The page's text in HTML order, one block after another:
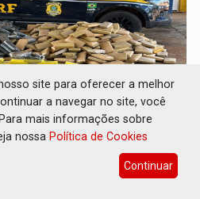
mais de uma
em fundo falso de
site para oferecer a melhor
a navegar no site, você
mais informações sobre
nossa Política de Cookies
Continuar